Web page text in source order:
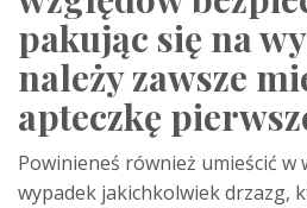
pakując się na
należy zawsze
apteczkę
Powinieneś również umieścić w
wypadek jakichkolwiek drzazg,